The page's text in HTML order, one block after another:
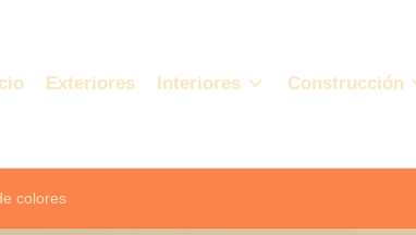
Exteriores Interiores Construcción
colores